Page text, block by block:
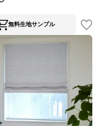
無料生地サンプル